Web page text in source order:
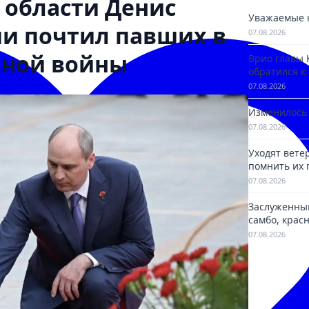
Денис
почтил павших в
войны
Уважаемые
07.08.2026
Врио главы
обратился
07.08.2026
Изменилось
07.08.2026
Уходят
помнить их
07.08.2026
самбо,
«Победить
07.08.2026